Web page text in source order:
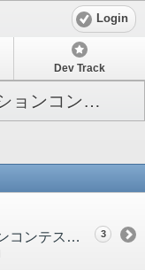
Login
Dev Track
第0回 モグハウスデコレーションコンテスト
第0回 モグハウスデコレーションコンテスト
3